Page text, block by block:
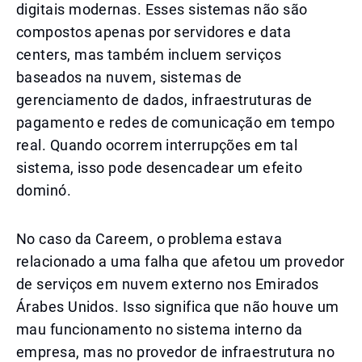
digitais modernas. Esses sistemas não são
compostos apenas por servidores e data
centers, mas também incluem serviços
baseados na nuvem, sistemas de
gerenciamento de dados, infraestruturas de
pagamento e redes de comunicação em tempo
real. Quando ocorrem interrupções em tal
sistema, isso pode desencadear um efeito
dominó.
No caso da Careem, o problema estava
relacionado a uma falha que afetou um provedor
de serviços em nuvem externo nos Emirados
Árabes Unidos. Isso significa que não houve um
mau funcionamento no sistema interno da
empresa, mas no provedor de infraestrutura no